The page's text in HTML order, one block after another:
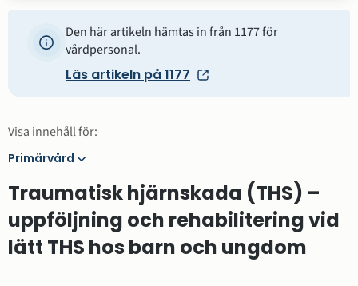
Den här artikeln hämtas in från 1177 för
vårdpersonal.
Läs artikeln på 1177
Visa innehåll för:
Primärvård
Primärvård
Traumatisk hjärnskada (THS) –
uppföljning och rehabilitering vid
lätt THS hos barn och ungdom